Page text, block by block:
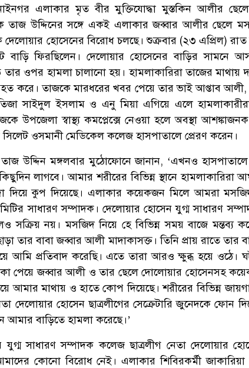
এলাকার মৃত বীর মুক্তিযোদ্ধা মুস্তকিন আলীর
তাজ উদ্দিনের সঙ্গে একই এলাকার জব্বার আলীর ছেলে
দেলোয়ার হোসেনের বিরোধ চলছে। শুক্রবার (২৩ এপ্রিল) রাত
বাড়ি ফিরছিলেন। দেলোয়ার হোসেনের বাড়ির সামনে
তার ওপর হামলা চালানো হয়। হামলাকারিরা তাজের মাথায়
করে। তাজকে মারধরের খবর পেয়ে তার ভাই আপ্তাব আলী,
সাইদুল ইসলাম ও এনু মিয়া এগিয়ে এলে
উপজেলা স্বাস্থ্য কমপ্লেক্সে নেওয়া হলে অবস্থা
ওসমানী মেডিকেল কলেজ হাসপাতালে প্রেরণ করেন।
উদ্দিন মঙ্গলবার মুঠোফোনে জানান, ‘এখনও
লাগবে। আমার শরীরের বিভিন্ন স্থানে হামলাকারিরা
দিয়ে কুপ দিয়েছে। এলাকার কয়েকজন মিলে আমরা
সাধারণ সম্পাদক। দেলোয়ার হোসেন যুগ্ম সাধারণ
সক্রিয় নয়। মসজিদ নিয়ে হে বিভিন্ন সময় বাজে মন্তব্য
তার বাবা জব্বার আলী মাদাকাসক্ত। তিনি প্রায় রাতে
আমি প্রতিবাদ করেছি। এতে তারা আরও ক্ষুব্ধ হয়ে ওঠে।
পেয়ে জব্বার আলী ও তার ছেলে দোলোয়ার হোসেনসহ
আমার মাথায় ও হাতে কোপ দিয়েছে। শরীরের বিভিন্ন
দেলোয়ার হোসেন ছাত্রলীগের সেক্রেটারি জুনেদকে ফোন
আমার বাড়িতে হামলা করেছে।’
যুগ্ম সাধারণ সম্পাদক কলেজ ছাত্রলীগ নেতা দেলোয়ার
কোনো বিরোধ নেই। এলাকার শিবিরকর্মী